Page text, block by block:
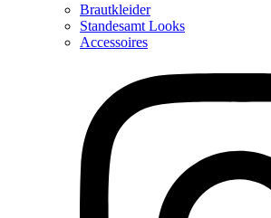
Brautkleider
Standesamt Looks
Accessoires